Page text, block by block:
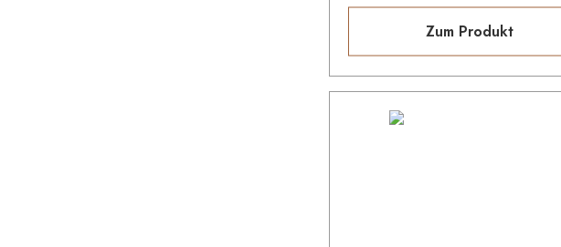
Zum Produkt